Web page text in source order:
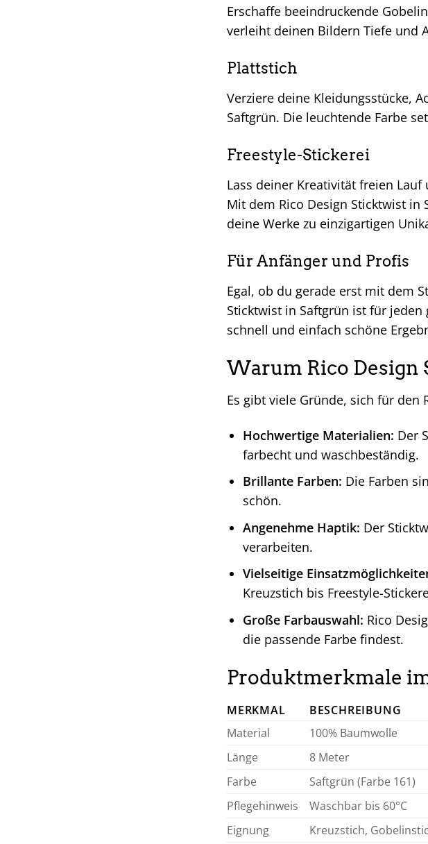
Erschaffe beeindruckende
verleiht deinen Bildern Tiefe und
Plattstich
Verziere deine Kleidungsstücke,
Saftgrün. Die leuchtende Farbe
Freestyle-Stickerei
Lass deiner Kreativität freien
Mit dem Rico Design Sticktwist
deine Werke zu einzigartigen
Für Anfänger und Profis
Egal, ob du gerade erst mit dem
Sticktwist in Saftgrün ist für
schnell und einfach schöne
Warum Rico Design
Es gibt viele Gründe, sich für den
Hochwertige Materialien: Der
farbecht und waschbeständig.
Brillante Farben: Die Farben
schön.
Angenehme Haptik: Der
verarbeiten.
Vielseitige
Kreuzstich bis Freestyle-
Große Farbauswahl: Rico
die passende Farbe findest.
Produktmerkmale
MERKMAL
BESCHREIBUNG
Material
100% Baumwolle
Länge
8 Meter
Farbe
Saftgrün (Farbe 161)
Pflegehinweis
Waschbar bis 60°C
Eignung
Kreuzstich,